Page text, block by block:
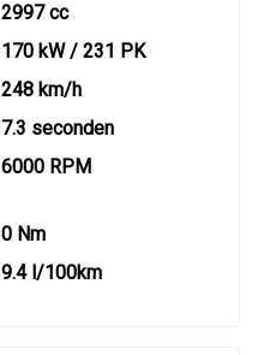
2997 cc
170 kW / 231 PK
248 km/h
7.3 seconden
6000 RPM
0 Nm
9.4 l/100km